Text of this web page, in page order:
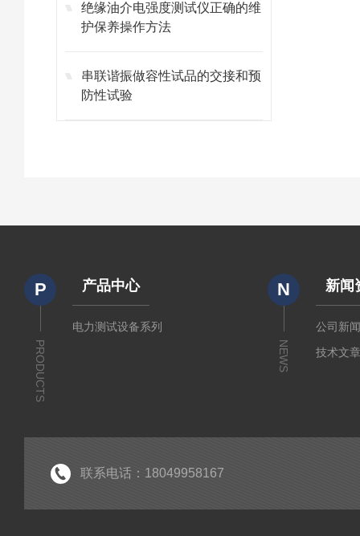
绝缘油介电强度测试仪正确的维
护保养操作方法
串联谐振做容性试品的交接和预
防性试验
P
PRODUCTS
产品中心
电力测试设备系列
N
NEWS
新闻
公司新
技术文
联系电话：18049958167